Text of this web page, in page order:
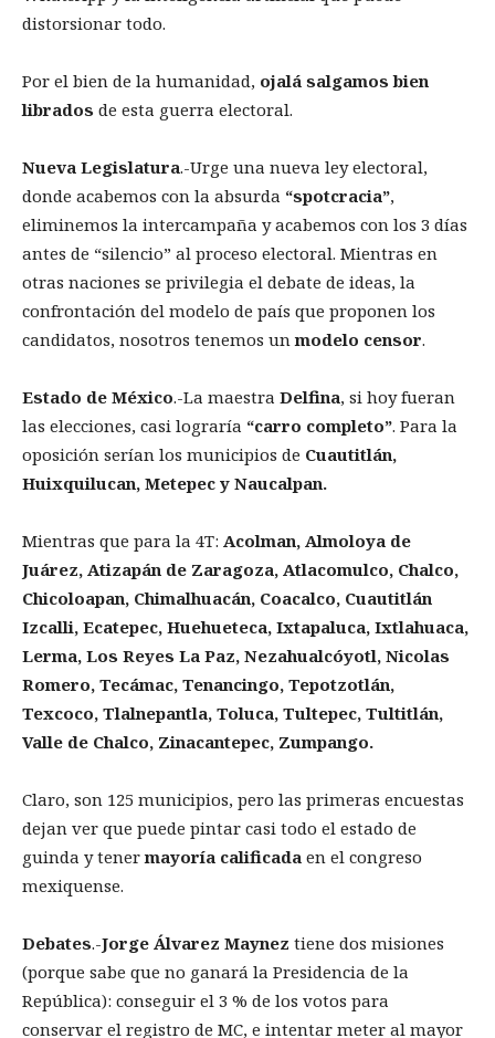
distorsionar todo.
Por el bien de la humanidad, ojalá salgamos bien
librados de esta guerra electoral.
Nueva Legislatura.-Urge una nueva ley electoral,
donde acabemos con la absurda “spotcracia”,
eliminemos la intercampaña y acabemos con los 3 días
antes de “silencio” al proceso electoral. Mientras en
otras naciones se privilegia el debate de ideas, la
confrontación del modelo de país que proponen los
candidatos, nosotros tenemos unmodelo censor.
Estado de México.-La maestra Delfina, si hoy fueran
las elecciones, casi lograría “carro completo”. Para la
oposición serían los municipios de Cuautitlán,
Huixquilucan, Metepec y Naucalpan.
Mientras que para la 4T: Acolman, Almoloya de
Juárez, Atizapán de Zaragoza, Atlacomulco, Chalco,
Chicoloapan, Chimalhuacán, Coacalco, Cuautitlán
Izcalli, Ecatepec, Huehueteca, Ixtapaluca, Ixtlahuaca,
Lerma, Los Reyes La Paz, Nezahualcóyotl, Nicolas
Romero, Tecámac, Tenancingo, Tepotzotlán,
Texcoco, Tlalnepantla, Toluca, Tultepec, Tultitlán,
Valle de Chalco, Zinacantepec, Zumpango.
Claro, son 125 municipios, pero las primeras encuestas
dejan ver que puede pintar casi todo el estado de
guinda y tenermayoría calificada en el congreso
mexiquense.
Debates.-Jorge Álvarez Maynez tiene dos misiones
(porque sabe que no ganará la Presidencia de la
República): conseguir el 3 % de los votos para
conservar el registro de MC, e intentar meter al mayor